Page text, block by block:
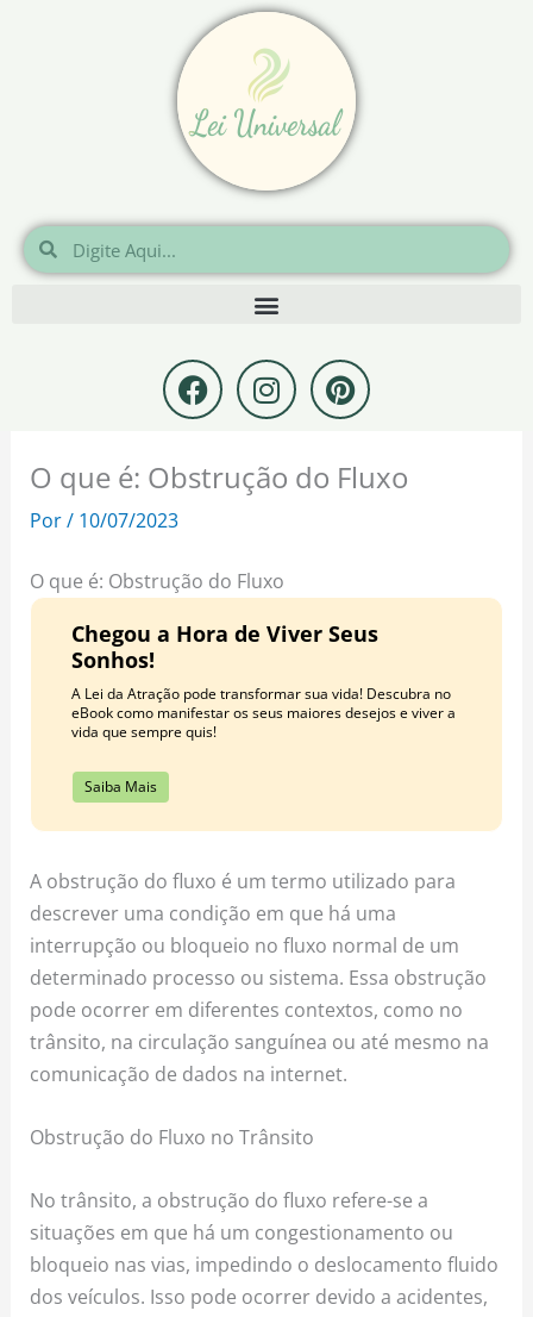
Pesquisar
Pesquisar
F
a
c
e
b
k
I
n
s
t
a
a
m
P
i
n
t
e
t
O que é: Obstrução do Fluxo
Por/ 10/07/2023
O que é: Obstrução do Fluxo
Chegou a Hora de Viver Seus
Sonhos!
A Lei da Atração pode transformar sua vida! Descubra no
eBook como manifestar os seus maiores desejos e viver a
vida que sempre quis!
Saiba Mais
A obstrução do fluxo é um termo utilizado para
descrever uma condição em que há uma
interrupção ou bloqueio no fluxo normal de um
determinado processo ou sistema. Essa obstrução
pode ocorrer em diferentes contextos, como no
trânsito, na circulação sanguínea ou até mesmo na
comunicação de dados na internet.
Obstrução do Fluxo no Trânsito
No trânsito, a obstrução do fluxo refere-se a
situações em que há um congestionamento ou
bloqueio nas vias, impedindo o deslocamento fluido
dos veículos. Isso pode ocorrer devido a acidentes,